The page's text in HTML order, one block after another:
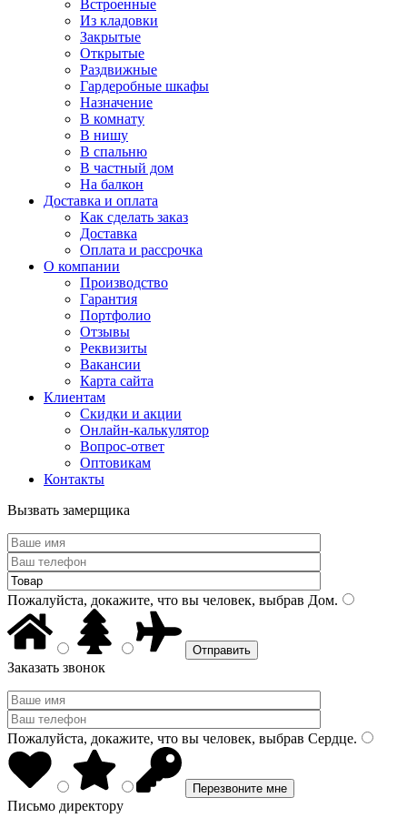
Встроенные
Из кладовки
Закрытые
Открытые
Раздвижные
Гардеробные шкафы
Назначение
В комнату
В нишу
В спальню
В частный дом
На балкон
Доставка и оплата
Как сделать заказ
Доставка
Оплата и рассрочка
О компании
Производство
Гарантия
Портфолио
Отзывы
Реквизиты
Вакансии
Карта сайта
Клиентам
Скидки и акции
Онлайн-калькулятор
Вопрос-ответ
Оптовикам
Контакты
Вызвать замерщика
Пожалуйста, докажите, что вы человек, выбрав Дом.
Заказать звонок
Пожалуйста, докажите, что вы человек, выбрав Сердце.
Письмо директору